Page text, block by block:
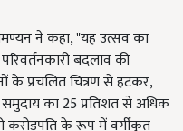
ने कहा, "यह उत्सव का
बदलाव की
के प्रचलित चित्रण से हटकर,
का 25 प्रतिशत से अधिक
करोड़पति के रूप में वर्गीकृत